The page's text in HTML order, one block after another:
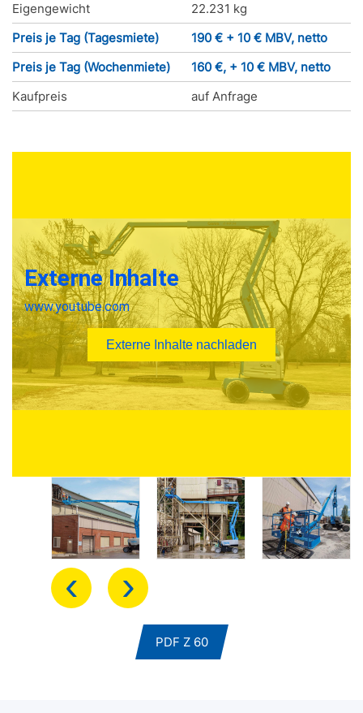
Eigengewicht
22.231 kg
Preis je Tag (Tagesmiete)
190 € + 10 € MBV, netto
Preis je Tag (Wochenmiete)
160 €, + 10 € MBV, netto
Kaufpreis
auf Anfrage
‹ ›
PDF Z 60